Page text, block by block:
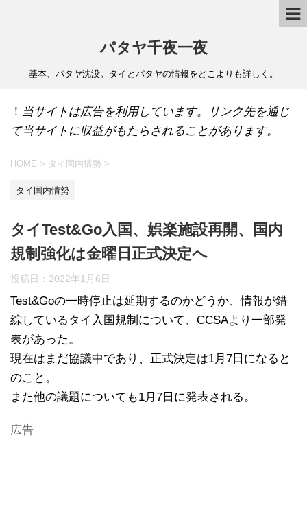
パタヤ千夜一夜
基本、パタヤ沈没。タイとパタヤの情報をどこよりも詳しく。
！ 当サイトは広告を利用しています。リンク先を通じ
て当サイトに収益がもたらされることがあります。
HOME > タイ国内情勢 >
タイ国内情勢
タイTest&Go入国、娯楽施設再開、国内
規制強化は金曜日正式決定へ
投稿日： 2022年1月6日
Test&Goの一時停止は延期するのかどうか、情報が錯
綜しているタイ入国規制について、CCSAより一部発
表があった。
現在はまだ協議中であり、正式決定は1月7日になると
のこと。
また他の議題についても1月7日に発表される。
広告